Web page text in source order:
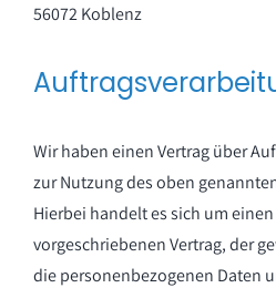
56072 Koblenz
Wir haben einen Vertrag über
zur Nutzung des oben
Hierbei handelt es sich um
vorgeschriebenen Vertrag, der
die personenbezogenen Daten